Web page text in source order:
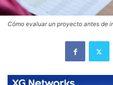
Cómo evaluar un proyecto antes de